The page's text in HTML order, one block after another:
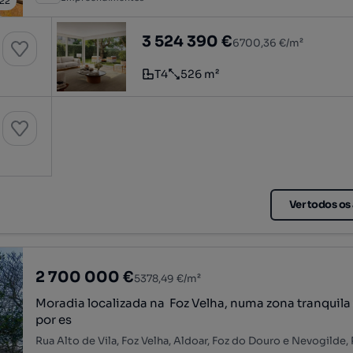
fechado na Foz Velha Moradia T4+1 com jardim em novo
3 524 390 €6700,36 €/m²
Tipologia
T4
Preço por metro quadrado
526 m²
fechado na Foz Velha
Ver todos
2 700 000 €5378,49 €/m²
Moradia localizada na Foz Velha, numa zona
por es
Rua Alto de Vila, Foz Velha, Aldoar, Foz do Douro e